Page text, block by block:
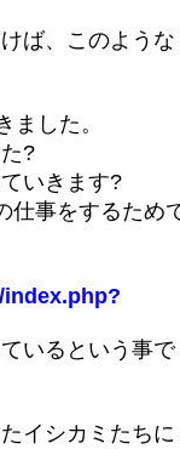
ば、このような
ました。
?
いきます?
仕事をするため
いるという事で
イシカミたちに